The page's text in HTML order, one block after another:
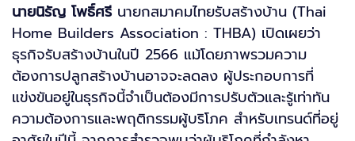
นายนิรัญ โพธิ์ศรี นายกสมาคมไทยรับสร้างบ้าน (Thai
Home Builders Association : THBA) เปิดเผยว่า
ธุรกิจรับสร้างบ้านในปี 2566 แม้โดยภาพรวมความ
ต้องการปลูกสร้างบ้านอาจจะลดลง ผู้ประกอบการที่
แข่งขันอยู่ในธุรกิจนี้จำเป็นต้องมีการปรับตัวและรู้เท่าทัน
ความต้องการและพฤติกรรมผู้บริโภค สำหรับเทรนด์ที่อยู่